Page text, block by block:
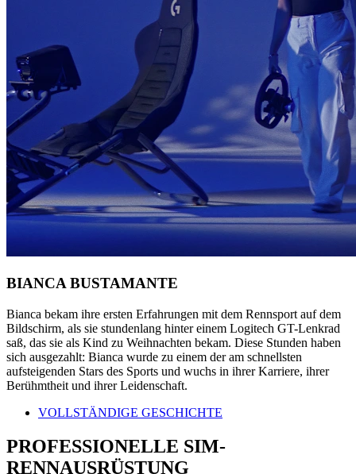
BIANCA BUSTAMANTE
Bianca bekam ihre ersten Erfahrungen mit dem Rennsport auf dem
Bildschirm, als sie stundenlang hinter einem Logitech GT-Lenkrad
saß, das sie als Kind zu Weihnachten bekam. Diese Stunden haben
sich ausgezahlt: Bianca wurde zu einem der am schnellsten
aufsteigenden Stars des Sports und wuchs in ihrer Karriere, ihrer
Berühmtheit und ihrer Leidenschaft.
VOLLSTÄNDIGE GESCHICHTE
PROFESSIONELLE SIM-
RENNAUSRÜSTUNG